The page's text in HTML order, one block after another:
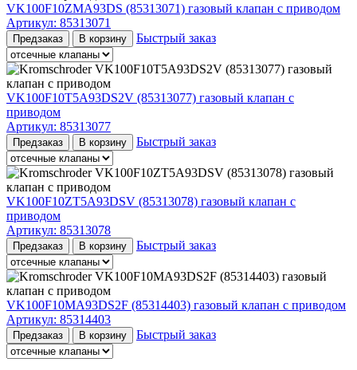
VK100F10ZMA93DS (85313071) газовый клапан с приводом
Артикул: 85313071
Предзаказ В корзину Быстрый заказ
VK100F10T5A93DS2V (85313077) газовый клапан с
приводом
Артикул: 85313077
Предзаказ В корзину Быстрый заказ
VK100F10ZT5A93DSV (85313078) газовый клапан с
приводом
Артикул: 85313078
Предзаказ В корзину Быстрый заказ
VK100F10MA93DS2F (85314403) газовый клапан с приводом
Артикул: 85314403
Предзаказ В корзину Быстрый заказ